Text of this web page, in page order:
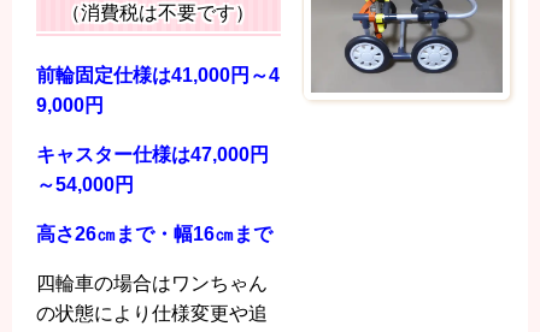
（消費税は不要です）
前輪固定仕様は41,000円～4
9,000円
キャスター仕様は47,000円
～54,000円
高さ26㎝まで・幅16㎝まで
四輪車の場合はワンちゃん
の状態により 仕様変更や追